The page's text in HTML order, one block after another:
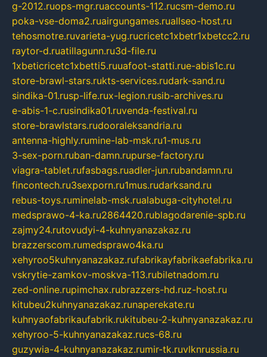
g-2012.ruops-mgr.ruaccounts-112.rucsm-demo.ru
poka-vse-doma2.ruairgungames.ruallseo-host.ru
tehosmotre.ruvarieta-yug.rucricetc1xbetr1xbetcc2.ru
raytor-d.ruatillagunn.ru3d-file.ru
1xbeticricetc1xbetti5.ruuafoot-statti.rue-abis1c.ru
store-brawl-stars.rukts-services.rudark-sand.ru
sindika-01.rusp-life.rux-legion.rusib-archives.ru
e-abis-1-c.rusindika01.ruvenda-festival.ru
store-brawlstars.rudooraleksandria.ru
antenna-highly.rumine-lab-msk.ru1-mus.ru
3-sex-porn.ruban-damn.rupurse-factory.ru
viagra-tablet.rufasbags.ruadler-jun.rubandamn.ru
fincontech.ru3sexporn.ru1mus.rudarksand.ru
rebus-toys.ruminelab-msk.rualabuga-cityhotel.ru
medsprawo-4-ka.ru2864420.rublagodarenie-spb.ru
zajmy24.rutovudyi-4-kuhnyanazakaz.ru
brazzerscom.rumedsprawo4ka.ru
xehyroo5kuhnyanazakaz.rufabrikayfabrikaefabrika.ru
vskrytie-zamkov-moskva-113.rubiletnadom.ru
zed-online.rupimchax.rubrazzers-hd.ruz-host.ru
kitubeu2kuhnyanazakaz.runaperekate.ru
kuhnyaofabrikaufabrik.rukitubeu-2-kuhnyanazakaz.ru
xehyroo-5-kuhnyanazakaz.rucs-68.ru
guzywia-4-kuhnyanazakaz.rumir-tk.ruvlknrussia.ru